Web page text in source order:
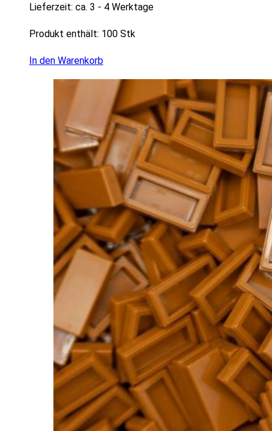
Lieferzeit: ca. 3 - 4 Werktage
Produkt enthält: 100 Stk
In den Warenkorb